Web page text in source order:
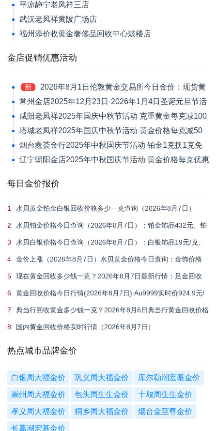
平凉静宁老凤祥三店
武汉老凤祥黄陂广场店
福州添价收黄金奢侈品回收中心鼓楼店
金店促销优惠活动
新
2026年8月1日伦敦黄金交易所今日金价：现货黄
金跌1.39%报4046.42美元/盎司
常州金店2025年12月23日-2026年1月4日圣诞元旦节活
动 黄金价格每克减120元
咸阳老凤祥2025年国庆中秋节活动 克重黄金每克减100
元
塔城老凤祥2025年国庆中秋节活动 黄金价格每克减50
元
烟台鑫荟金行2025年中秋国庆节活动 铂金1克换1克免
新品工艺费
辽宁朝阳金店2025年中秋国庆节活动 黄金价格每克优惠
每日金价报价
1 水贝黄金铂金白银回收价格多少一克查询（2026年8月7日）
2
水贝铂金价格今日查询（2026年8月7日）：铂金饰品432元、铂
3
水贝白银价格今日查询（2026年8月7日）：白银饰品19元/克、
4
金价上涨（2026年8月7日）水贝黄金价格今日查询：金饰价格
5
现在黄金回收多少钱一克？2026年8月7日最新行情：足金回收
6
黄金回收价格今日行情(2026年8月7日):Au9999实时价924.9元/
7
典当行回收黄金多少钱一克？2026年8月6日典当行黄金回收价格
8
国内黄金回收价格实时行情（2026年8月7日）
热点城市品牌金价
白银周大福金价 巩义周大福金价 库尔勒潮宏基金价
崇州周大福金价 包头周生生金价 十堰周生生金价
孝义周大福金价 桐乡周大福金价 烟台金至尊金价
长葛潮宏基金价